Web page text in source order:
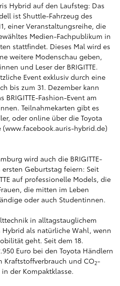
Hybrid auf den Laufsteg: Das
ist Shuttle-Fahrzeug des
einer Veranstaltungsreihe, die
Medien-Fachpublikum in
stattfindet. Dieses Mal wird es
weitere Modenschau geben,
und Leser der BRIGITTE.
Event exklusiv durch eine
bis zum 31. Dezember kann
BRIGITTE-Fashion-Event am
Teilnahmekarten gibt es
oder online über die Toyota
(www.facebook.auris-hybrid.de)
wird auch die BRIGITTE-
Geburtstag feiern: Seit
auf professionelle Models, die
die mitten im Leben
oder auch Studentinnen.
in alltagstauglichem
als natürliche Wahl, wenn
geht. Seit dem 18.
Euro bei den Toyota Händlern
Kraftstoffverbrauch und CO2-
der Kompaktklasse.